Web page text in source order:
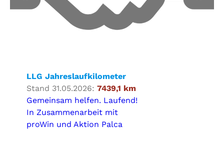
LLG Jahreslaufkilometer
Stand 31.05.2026: 7439,1 km
Gemeinsam helfen. Laufend!
In Zusammenarbeit mit
proWin und Aktion Palca